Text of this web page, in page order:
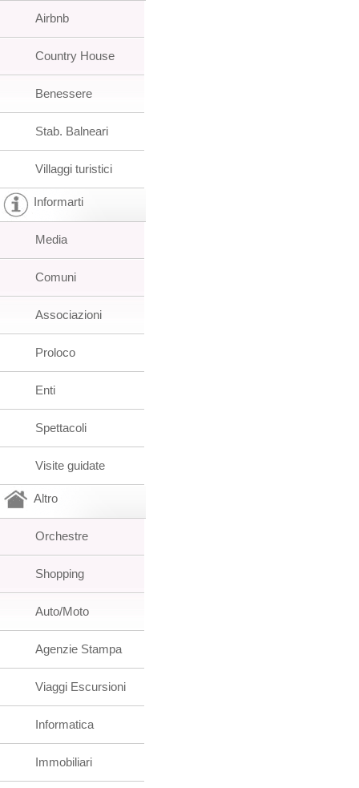
Airbnb
Country House
Benessere
Stab. Balneari
Villaggi turistici
Informarti
Media
Comuni
Associazioni
Proloco
Enti
Spettacoli
Visite guidate
Altro
Orchestre
Shopping
Auto/Moto
Agenzie Stampa
Viaggi Escursioni
Informatica
Immobiliari